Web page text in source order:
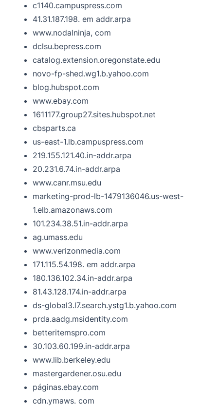
c1140.campuspress.com
41.31.187.198. em addr.arpa
www.nodalninja, com
dclsu.bepress.com
catalog.extension.oregonstate.edu
novo-fp-shed.wg1.b.yahoo.com
blog.hubspot.com
www.ebay.com
1611177.group27.sites.hubspot.net
cbsparts.ca
us-east-1.lb.campuspress.com
219.155.121.40.in-addr.arpa
20.231.6.74.in-addr.arpa
www.canr.msu.edu
marketing-prod-lb-1479136046.us-west-
1.elb.amazonaws.com
101.234.38.51.in-addr.arpa
ag.umass.edu
www.verizonmedia.com
171.115.54.198. em addr.arpa
180.136.102.34.in-addr.arpa
81.43.128.174.in-addr.arpa
ds-global3.l7.search.ystg1.b.yahoo.com
prda.aadg.msidentity.com
betteritemspro.com
30.103.60.199.in-addr.arpa
www.lib.berkeley.edu
mastergardener.osu.edu
páginas.ebay.com
cdn.ymaws. com